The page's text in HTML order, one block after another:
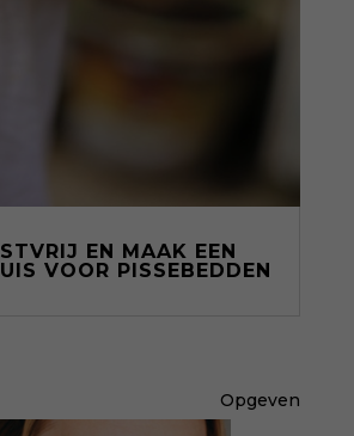
EN MAAK EEN
VOOR PISSEBEDDEN
Opgeven